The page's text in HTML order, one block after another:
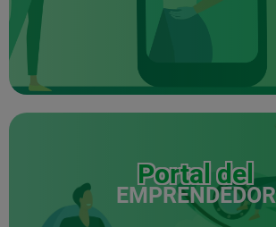
Portal del
EMPRENDEDOR